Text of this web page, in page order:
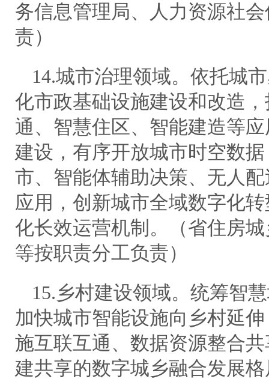
务信息管理局、人力资源社
责）
14.城市治理领域。依托城
化市政基础设施建设和改造
通、智慧住区、智能建造等
建设，有序开放城市时空数
市、智能体辅助决策、无人
应用，创新城市全域数字化
化长效运营机制。（省住房
等按职责分工负责）
15.乡村建设领域。统筹智
加快城市智能设施向乡村延
施互联互通、数据资源整合
建共享的数字城乡融合发展